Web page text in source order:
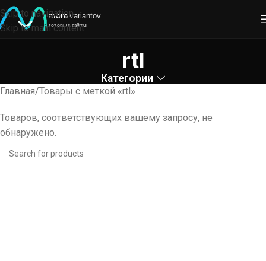
Skip to navigation
Skip to main content
rtl
Категории
Главная Товары с меткой «rtl»
Товаров, соответствующих вашему запросу, не
обнаружено.